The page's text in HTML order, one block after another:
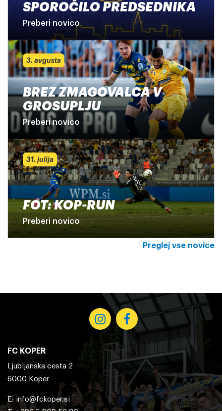
SPOROČILO PREDSEDNIKA
Preberi novico
3. avgusta
BREZ ZMAGOVALCA V
GROSUPLJU
Preberi novico
31. julija
FOT: KOP-RUN
Preberi novico
Preglej vse novice
FC KOPER
Ljubljanska cesta 2
6000 Koper
E: info@fckoper.si